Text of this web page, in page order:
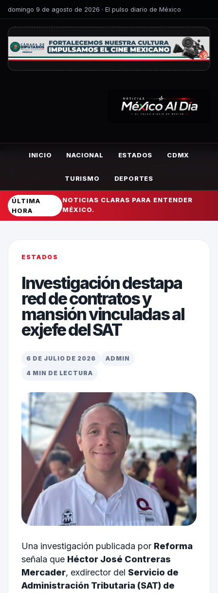
domingo 9 de agosto de 2026 · El pulso diario de México
INICIO NACIONAL ESTADOS CDMX
TURISMO DEPORTES
ÚLTIMA
HORA
NOTICIAS CLARAS PARA ENTENDER
MÉXICO.
ESTADOS
Investigación destapa
red de contratos y
mansión vinculadas al
exjefe del SAT
6 DE JULIO DE 2026
ADMIN
4 MIN DE LECTURA
Una investigación publicada por Reforma
señala que Héctor José Contreras
Mercader, exdirector del Servicio de
Administración Tributaria (SAT) de